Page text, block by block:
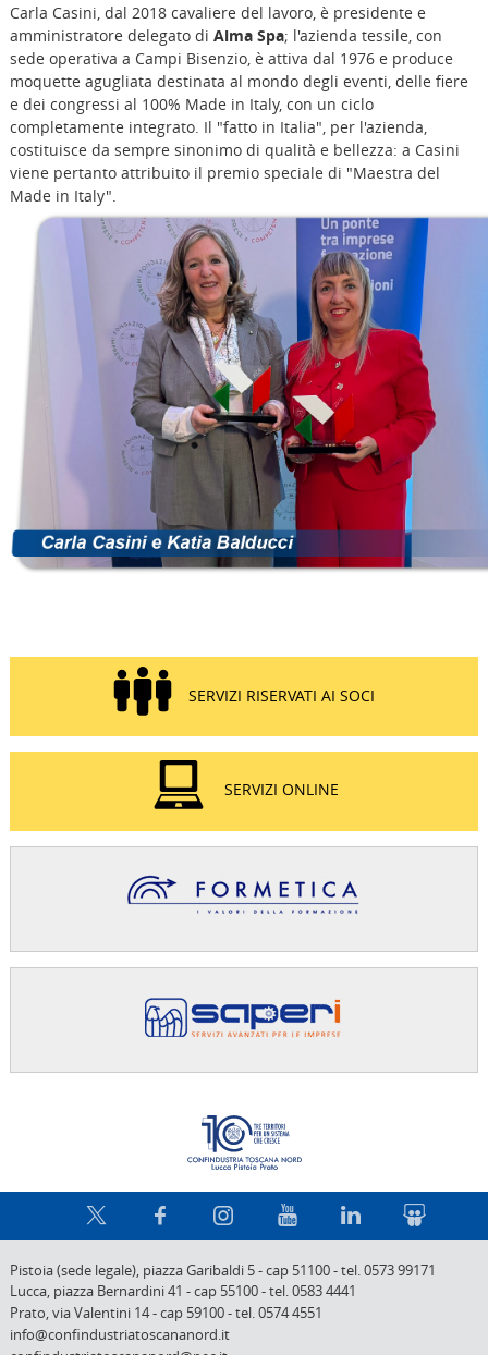
Carla Casini, dal 2018 cavaliere del lavoro, è presidente e
amministratore delegato di Alma Spa; l'azienda tessile, con
sede operativa a Campi Bisenzio, è attiva dal 1976 e produce
moquette agugliata destinata al mondo degli eventi, delle fiere
e dei congressi al 100% Made in Italy, con un ciclo
completamente integrato. Il "fatto in Italia", per l'azienda,
costituisce da sempre sinonimo di qualità e bellezza: a Casini
viene pertanto attribuito il premio speciale di "Maestra del
Made in Italy".
SERVIZI RISERVATI AI SOCI
SERVIZI ONLINE
Pistoia (sede legale), piazza Garibaldi 5-cap 51100-tel. 0573 99171
Lucca, piazza Bernardini 41 -cap 55100-tel. 0583 4441
Prato,via Valentini 14-cap 59100-tel. 0574 4551
info@confindustriatoscananord.it